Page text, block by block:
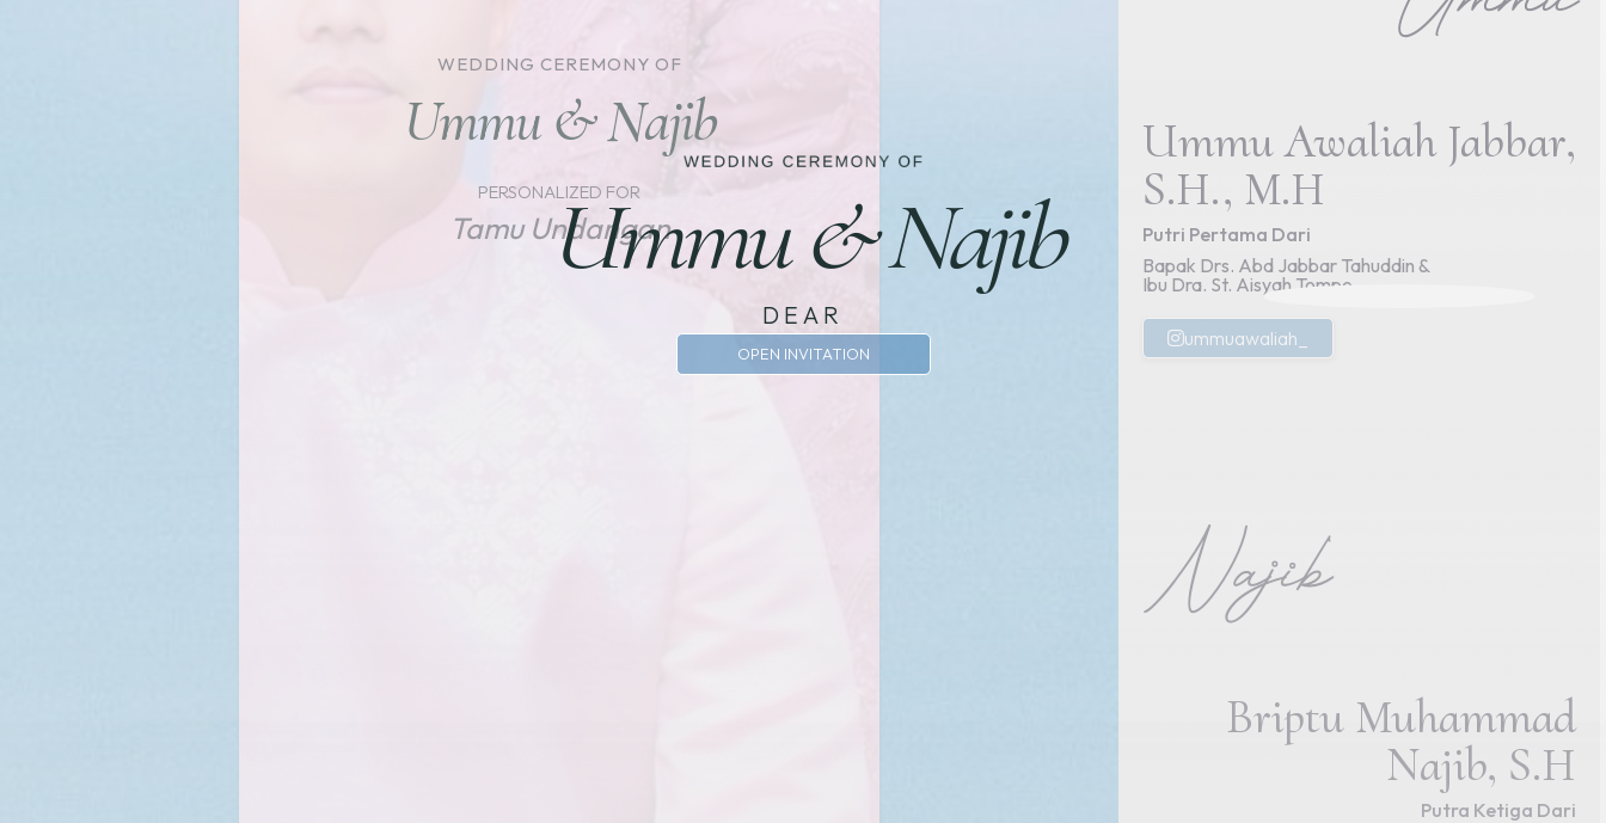
WEDDING CEREMONY OF
Ummu & Najib
PERSONALIZED FOR
Tamu Undangan
Ummu Awaliah Jabbar,
S.H., M.H
Putri Pertama Dari
Bapak Drs. Abd Jabbar Tahuddin &
Ibu Dra. St. Aisyah Tompo
ummuawaliah_
Najib
Briptu Muhammad
Najib, S.H
Putra Ketiga Dari
Ummu & Najib
DEAR
OPEN INVITATION